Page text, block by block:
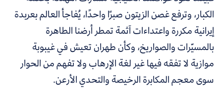
الكبار، وترفع غصن الزيتون صبرًا واحدًا، يُفاجأ العالم بعربدة
إيرانية مكررة واعتداءات آثمة تمطر أرضنا الطاهرة
بالمسيّرات والصواريخ، وكأن طهران تعيش في غيبوبة
موازية لا تفقه فيها غير لغة الإرهاب ولا تفهم من الحوار
سوى معجم المكابرة الرخيصة والتحدي الأرعن.